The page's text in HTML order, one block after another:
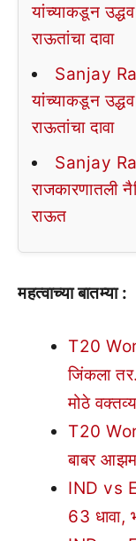
यांच्याकडून
राऊतांचा दावा
Sanjay
यांच्याकडून
राऊतांचा दावा
Sanjay
राजकारणातली
राऊत
महत्वाच्या बातम्या :
T20
जिंकला
मोठे वक्तव्य
T20
बाबर
IND vs
63 धावा,